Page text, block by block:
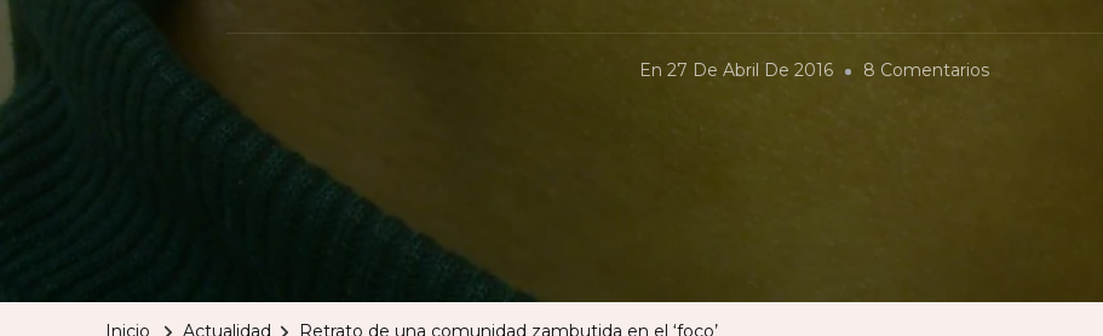
En 27 De Abril De 2016 8 ComentariosEn
Inicio Actualidad Retrato de una comunidad zambutida en el ‘foco’